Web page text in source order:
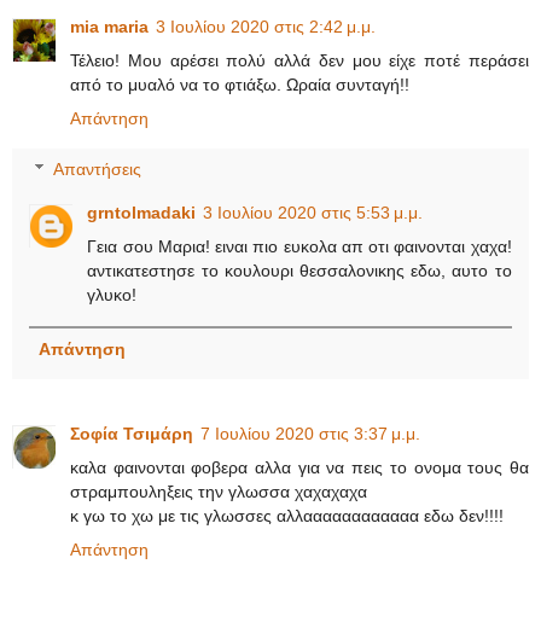
mia maria 3 Ιουλίου 2020 στις 2:42 μ.μ.
Τέλειο! Μου αρέσει πολύ αλλά δεν μου είχε ποτέ περάσει
από το μυαλό να το φτιάξω. Ωραία συνταγή!!
Απάντηση
Απαντήσεις
grntolmadaki 3 Ιουλίου 2020 στις 5:53 μ.μ.
Γεια σου Μαρια! ειναι πιο ευκολα απ οτι φαινονται χαχα!
αντικατεστησε το κουλουρι θεσσαλονικης εδω, αυτο το
γλυκο!
Απάντηση
Σοφία Τσιμάρη 7 Ιουλίου 2020 στις 3:37 μ.μ.
καλα φαινονται φοβερα αλλα για να πεις το ονομα τους θα
στραμπουληξεις την γλωσσα χαχαχαχα
κ γω το χω με τις γλωσσες αλλαααααααααααα εδω δεν!!!!
Απάντηση